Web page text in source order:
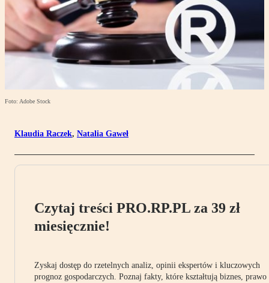
Foto: Adobe Stock
Klaudia Raczek, Natalia Gaweł
Czytaj treści PRO.RP.PL za 39 zł
miesięcznie!
Zyskaj dostęp do rzetelnych analiz, opinii ekspertów i kluczowych
prognoz gospodarczych. Poznaj fakty, które kształtują biznes, prawo